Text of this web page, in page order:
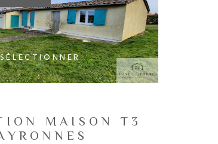
MAISON T3
SÉLECTIONNER
VOIR LE BIEN